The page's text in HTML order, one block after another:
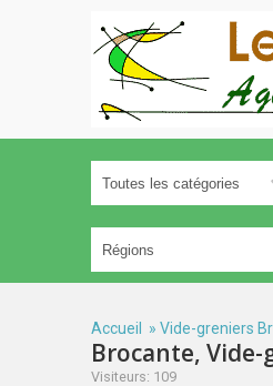
Accueil » Vide-greniers
Brocante, Vide-
Visiteurs: 109